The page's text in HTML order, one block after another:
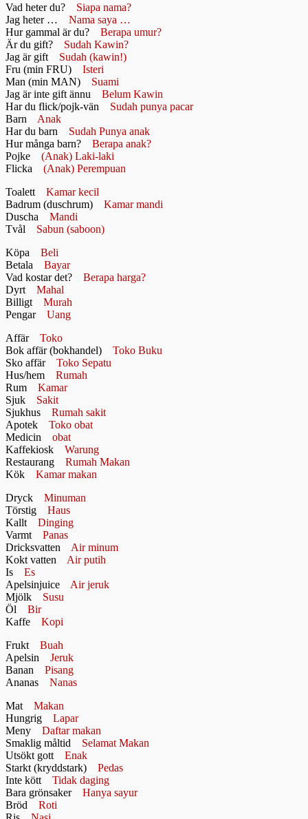
Vad heter du? Siapa nama?
Jag heter … Nama saya …
Hur gammal är du? Berapa umur?
Är du gift? Sudah Kawin?
Jag är gift Sudah (kawin!)
Fru (min FRU) Isteri
Man (min MAN) Suami
Jag är inte gift ännu Belum Kawin
Har du flick/pojk-vän Sudah punya pacar
Barn Anak
Har du barn Sudah Punya anak
Hur många barn? Berapa anak?
Pojke (Anak) Laki-laki
Flicka (Anak) Perempuan
Toalett Kamar kecil
Badrum (duschrum) Kamar mandi
Duscha Mandi
Tvål Sabun (saboon)
Köpa Beli
Betala Bayar
Vad kostar det? Berapa harga?
Dyrt Mahal
Billigt Murah
Pengar Uang
Affär Toko
Bok affär (bokhandel) Toko Buku
Sko affär Toko Sepatu
Hus/hem Rumah
Rum Kamar
Sjuk Sakit
Sjukhus Rumah sakit
Apotek Toko obat
Medicin obat
Kaffekiosk Warung
Restaurang Rumah Makan
Kök Kamar makan
Dryck Minuman
Törstig Haus
Kallt Dinging
Varmt Panas
Dricksvatten Air minum
Kokt vatten Air putih
Is Es
Apelsinjuice Air jeruk
Mjölk Susu
Öl Bir
Kaffe Kopi
Frukt Buah
Apelsin Jeruk
Banan Pisang
Ananas Nanas
Mat Makan
Hungrig Lapar
Meny Daftar makan
Smaklig måltid Selamat Makan
Utsökt gott Enak
Starkt (kryddstark) Pedas
Inte kött Tidak daging
Bara grönsaker Hanya sayur
Bröd Roti